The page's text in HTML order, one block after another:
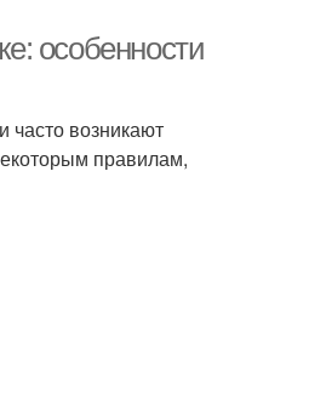
особенности
возникают
правилам,